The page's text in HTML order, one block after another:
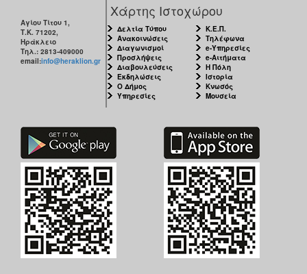
Αγίου Τίτου 1,
Τ.Κ. 71202,
Ηράκλειο
Τηλ.: 2813-409000
email:info@heraklion.gr
Χάρτης Ιστοχώρου
Δελτία Τύπου
Ανακοινώσεις
Διαγωνισμοί
Προσλήψεις
Διαβουλεύσεις
Εκδηλώσεις
Ο Δήμος
Υπηρεσίες
Κ.Ε.Π.
Τηλέφωνα
e-Υπηρεσίες
e-Αιτήματα
Η Πόλη
Ιστορία
Κνωσός
Μουσεία